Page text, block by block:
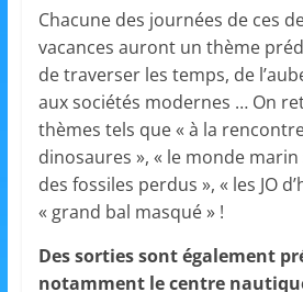
i
s
r
s
,
u
Chacune des journées de ces
vacances auront un thème
de traverser les temps, de
aux sociétés modernes … On
thèmes tels que « à la
dinosaures », « le monde
des fossiles perdus », « les JO
« grand bal masqué » !
Des sorties sont également
notamment le centre